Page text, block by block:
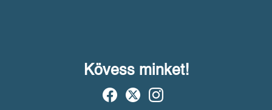
Kövess minket!